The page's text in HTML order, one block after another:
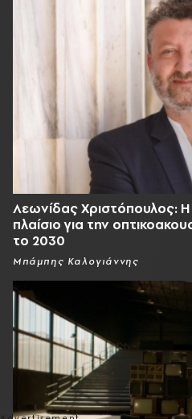
Λεωνίδας Χριστόπουλος: Η
πλαίσιο για την
το 2030
Μπάμπης Καλογιάννης